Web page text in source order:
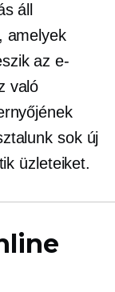
áll
amelyek
az e-
való
sok új
üzleteiket.